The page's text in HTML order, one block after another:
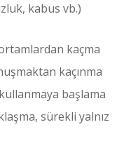
kabus vb.)
ortamlardan kaçma
kaçınma
başlama
sürekli yalnız